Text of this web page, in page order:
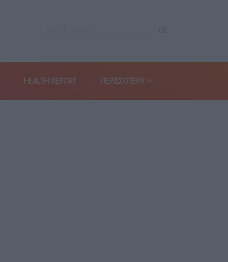
HEALTH REPORT ΠΕΡΙΣΣΌΤΕΡΑ